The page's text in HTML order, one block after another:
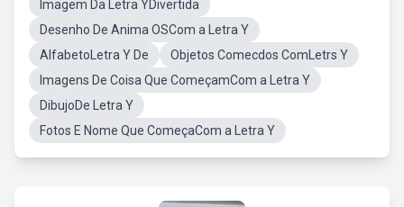
Imagem Da Letra YDivertida
Desenho De Anima OSCom a Letra Y
AlfabetoLetra Y De
Objetos Comecdos ComLetrs Y
Imagens De Coisa Que ComeçamCom a Letra Y
DibujoDe Letra Y
Fotos E Nome Que ComeçaCom a Letra Y